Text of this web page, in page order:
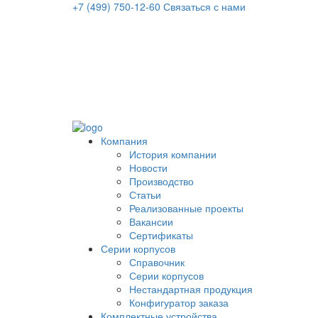
+7 (499) 750-12-60 Связаться с нами
Компания
История компании
Новости
Производство
Статьи
Реализованные проекты
Вакансии
Сертификаты
Серии корпусов
Справочник
Серии корпусов
Нестандартная продукция
Конфигуратор заказа